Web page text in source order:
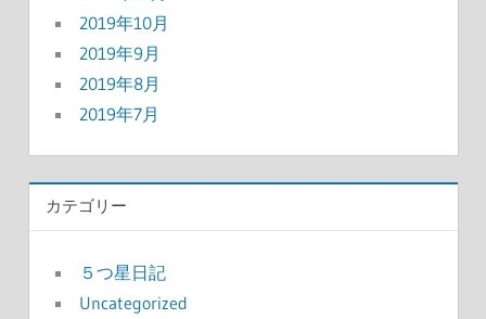
2019年10月
2019年9月
2019年8月
2019年7月
カテゴリー
５つ星日記
Uncategorized